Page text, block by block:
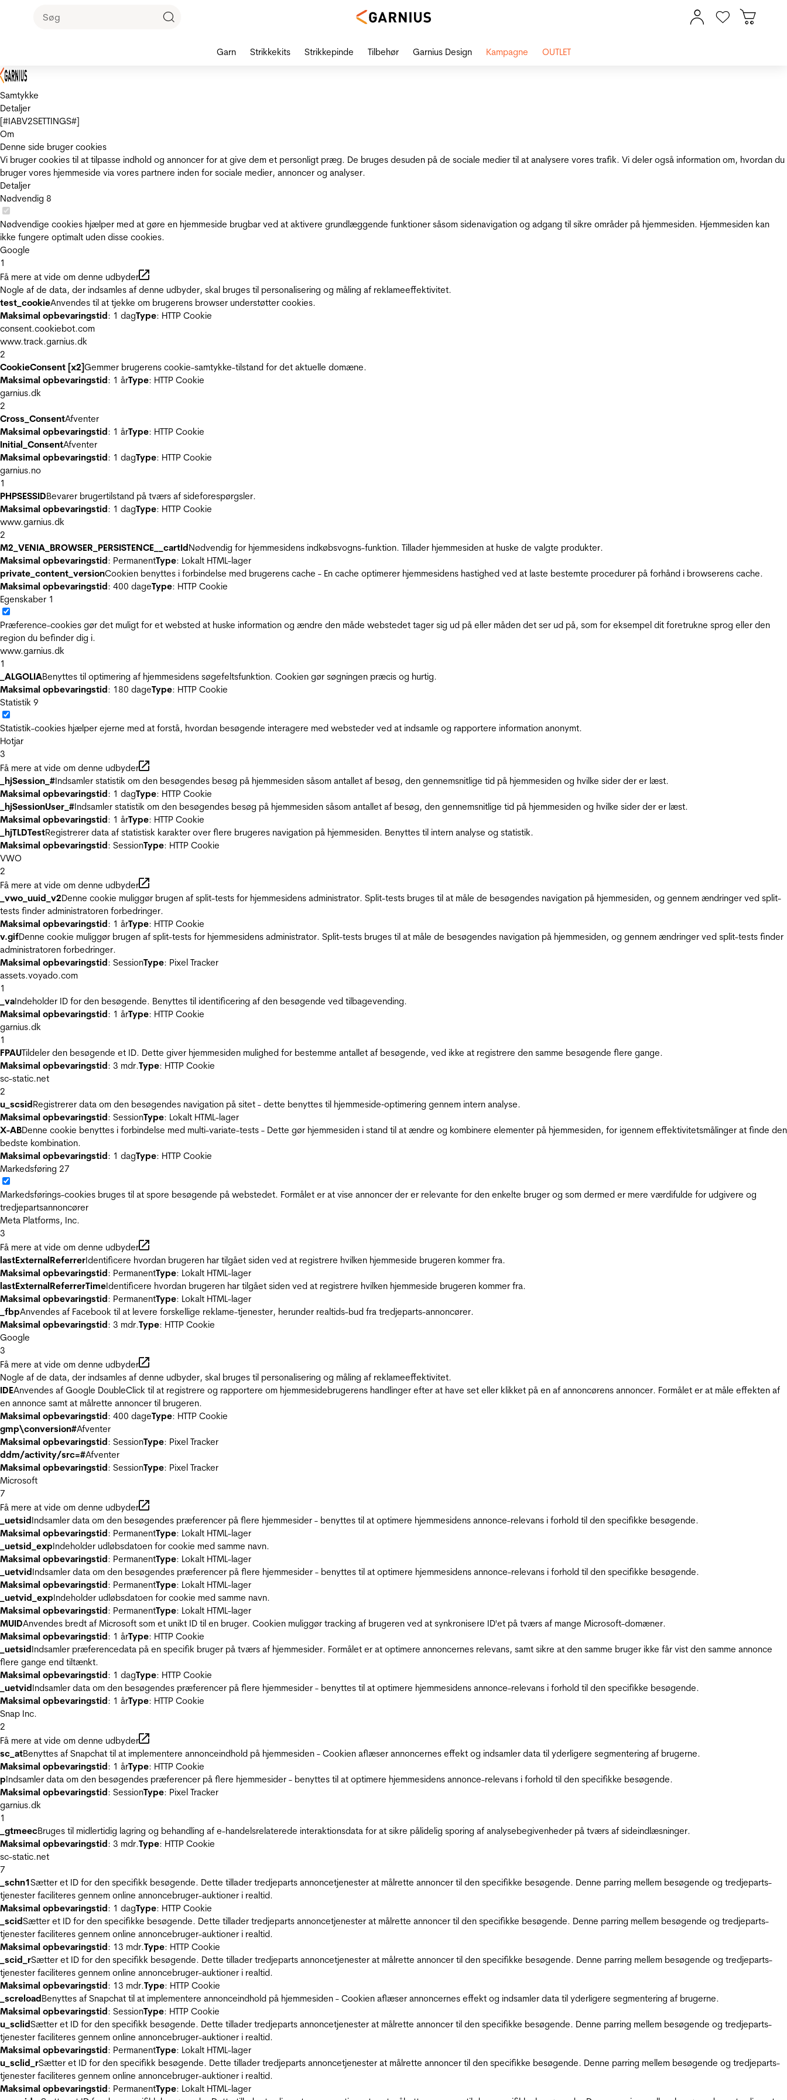
Samtykke
Detaljer
[#IABV2SETTINGS#]
Om
Denne side bruger cookies
Vi bruger cookies til at tilpasse indhold og annoncer for at give dem et personligt præg. De bruges desuden på de sociale medier til at analysere vores trafik. Vi deler også information om, hvordan du
bruger vores hjemmeside via vores partnere inden for sociale medier, annoncer og analyser.
Detaljer
Nødvendig 8
Nødvendige cookies hjælper med at gøre en hjemmeside brugbar ved at aktivere grundlæggende funktioner såsom sidenavigation og adgang til sikre områder på hjemmesiden. Hjemmesiden kan
ikke fungere optimalt uden disse cookies.
Google
1
Få mere at vide om denne udbyder
Nogle af de data, der indsamles af denne udbyder, skal bruges til personalisering og måling af reklameeffektivitet.
test_cookieAnvendes til at tjekke om brugerens browser understøtter cookies.
Maksimal opbevaringstid: 1 dagType: HTTP Cookie
consent.cookiebot.com
www.track.garnius.dk
2
CookieConsent [x2]Gemmer brugerens cookie-samtykke-tilstand for det aktuelle domæne.
Maksimal opbevaringstid: 1 årType: HTTP Cookie
garnius.dk
2
Cross_ConsentAfventer
Maksimal opbevaringstid: 1 årType: HTTP Cookie
Initial_ConsentAfventer
Maksimal opbevaringstid: 1 dagType: HTTP Cookie
garnius.no
1
PHPSESSIDBevarer brugertilstand på tværs af sideforespørgsler.
Maksimal opbevaringstid: 1 dagType: HTTP Cookie
www.garnius.dk
2
M2_VENIA_BROWSER_PERSISTENCE__cartIdNødvendig for hjemmesidens indkøbsvogns-funktion. Tillader hjemmesiden at huske de valgte produkter.
Maksimal opbevaringstid: PermanentType: Lokalt HTML-lager
private_content_versionCookien benyttes i forbindelse med brugerens cache - En cache optimerer hjemmesidens hastighed ved at laste bestemte procedurer på forhånd i browserens cache.
Maksimal opbevaringstid: 400 dageType: HTTP Cookie
Egenskaber 1
Præference-cookies gør det muligt for et websted at huske information og ændre den måde webstedet tager sig ud på eller måden det ser ud på, som for eksempel dit foretrukne sprog eller den
region du befinder dig i.
www.garnius.dk
1
_ALGOLIABenyttes til optimering af hjemmesidens søgefeltsfunktion. Cookien gør søgningen præcis og hurtig.
Maksimal opbevaringstid: 180 dageType: HTTP Cookie
Statistik 9
Statistik-cookies hjælper ejerne med at forstå, hvordan besøgende interagere med websteder ved at indsamle og rapportere information anonymt.
Hotjar
3
Få mere at vide om denne udbyder
_hjSession_#Indsamler statistik om den besøgendes besøg på hjemmesiden såsom antallet af besøg, den gennemsnitlige tid på hjemmesiden og hvilke sider der er læst.
Maksimal opbevaringstid: 1 dagType: HTTP Cookie
_hjSessionUser_#Indsamler statistik om den besøgendes besøg på hjemmesiden såsom antallet af besøg, den gennemsnitlige tid på hjemmesiden og hvilke sider der er læst.
Maksimal opbevaringstid: 1 årType: HTTP Cookie
_hjTLDTestRegistrerer data af statistisk karakter over flere brugeres navigation på hjemmesiden. Benyttes til intern analyse og statistik.
Maksimal opbevaringstid: SessionType: HTTP Cookie
VWO
2
Få mere at vide om denne udbyder
_vwo_uuid_v2Denne cookie muliggør brugen af split-tests for hjemmesidens administrator. Split-tests bruges til at måle de besøgendes navigation på hjemmesiden, og gennem ændringer ved split-
tests finder administratoren forbedringer.
Maksimal opbevaringstid: 1 årType: HTTP Cookie
v.gifDenne cookie muliggør brugen af split-tests for hjemmesidens administrator. Split-tests bruges til at måle de besøgendes navigation på hjemmesiden, og gennem ændringer ved split-tests finder
administratoren forbedringer.
Maksimal opbevaringstid: SessionType: Pixel Tracker
assets.voyado.com
1
_vaIndeholder ID for den besøgende. Benyttes til identificering af den besøgende ved tilbagevending.
Maksimal opbevaringstid: 1 årType: HTTP Cookie
garnius.dk
1
FPAUTildeler den besøgende et ID. Dette giver hjemmesiden mulighed for bestemme antallet af besøgende, ved ikke at registrere den samme besøgende flere gange.
Maksimal opbevaringstid: 3 mdr.Type: HTTP Cookie
sc-static.net
2
u_scsidRegistrerer data om den besøgendes navigation på sitet - dette benyttes til hjemmeside‐optimering gennem intern analyse.
Maksimal opbevaringstid: SessionType: Lokalt HTML-lager
X-ABDenne cookie benyttes i forbindelse med multi-variate-tests - Dette gør hjemmesiden i stand til at ændre og kombinere elementer på hjemmesiden, for igennem effektivitetsmålinger at finde den
bedste kombination.
Maksimal opbevaringstid: 1 dagType: HTTP Cookie
Markedsføring 27
Markedsførings-cookies bruges til at spore besøgende på webstedet. Formålet er at vise annoncer der er relevante for den enkelte bruger og som dermed er mere værdifulde for udgivere og
tredjepartsannoncører
Meta Platforms, Inc.
3
Få mere at vide om denne udbyder
lastExternalReferrerIdentificere hvordan brugeren har tilgået siden ved at registrere hvilken hjemmeside brugeren kommer fra.
Maksimal opbevaringstid: PermanentType: Lokalt HTML-lager
lastExternalReferrerTimeIdentificere hvordan brugeren har tilgået siden ved at registrere hvilken hjemmeside brugeren kommer fra.
Maksimal opbevaringstid: PermanentType: Lokalt HTML-lager
_fbpAnvendes af Facebook til at levere forskellige reklame-tjenester, herunder realtids-bud fra tredjeparts-annoncører.
Maksimal opbevaringstid: 3 mdr.Type: HTTP Cookie
Google
3
Få mere at vide om denne udbyder
Nogle af de data, der indsamles af denne udbyder, skal bruges til personalisering og måling af reklameeffektivitet.
IDEAnvendes af Google DoubleClick til at registrere og rapportere om hjemmesidebrugerens handlinger efter at have set eller klikket på en af annoncørens annoncer. Formålet er at måle effekten af
en annonce samt at målrette annoncer til brugeren.
Maksimal opbevaringstid: 400 dageType: HTTP Cookie
gmp\conversion#Afventer
Maksimal opbevaringstid: SessionType: Pixel Tracker
ddm/activity/src=#Afventer
Maksimal opbevaringstid: SessionType: Pixel Tracker
Microsoft
7
Få mere at vide om denne udbyder
_uetsidIndsamler data om den besøgendes præferencer på flere hjemmesider - benyttes til at optimere hjemmesidens annonce-relevans i forhold til den specifikke besøgende.
Maksimal opbevaringstid: PermanentType: Lokalt HTML-lager
_uetsid_expIndeholder udløbsdatoen for cookie med samme navn.
Maksimal opbevaringstid: PermanentType: Lokalt HTML-lager
_uetvidIndsamler data om den besøgendes præferencer på flere hjemmesider - benyttes til at optimere hjemmesidens annonce-relevans i forhold til den specifikke besøgende.
Maksimal opbevaringstid: PermanentType: Lokalt HTML-lager
_uetvid_expIndeholder udløbsdatoen for cookie med samme navn.
Maksimal opbevaringstid: PermanentType: Lokalt HTML-lager
MUIDAnvendes bredt af Microsoft som et unikt ID til en bruger. Cookien muliggør tracking af brugeren ved at synkronisere ID'et på tværs af mange Microsoft-domæner.
Maksimal opbevaringstid: 1 årType: HTTP Cookie
_uetsidIndsamler præferencedata på en specifik bruger på tværs af hjemmesider. Formålet er at optimere annoncernes relevans, samt sikre at den samme bruger ikke får vist den samme annonce
flere gange end tiltænkt.
Maksimal opbevaringstid: 1 dagType: HTTP Cookie
_uetvidIndsamler data om den besøgendes præferencer på flere hjemmesider - benyttes til at optimere hjemmesidens annonce-relevans i forhold til den specifikke besøgende.
Maksimal opbevaringstid: 1 årType: HTTP Cookie
Snap Inc.
2
Få mere at vide om denne udbyder
sc_atBenyttes af Snapchat til at implementere annonceindhold på hjemmesiden - Cookien aflæser annoncernes effekt og indsamler data til yderligere segmentering af brugerne.
Maksimal opbevaringstid: 1 årType: HTTP Cookie
pIndsamler data om den besøgendes præferencer på flere hjemmesider - benyttes til at optimere hjemmesidens annonce-relevans i forhold til den specifikke besøgende.
Maksimal opbevaringstid: SessionType: Pixel Tracker
garnius.dk
1
_gtmeecBruges til midlertidig lagring og behandling af e-handelsrelaterede interaktionsdata for at sikre pålidelig sporing af analysebegivenheder på tværs af sideindlæsninger.
Maksimal opbevaringstid: 3 mdr.Type: HTTP Cookie
sc-static.net
7
_schn1Sætter et ID for den specifikk besøgende. Dette tillader tredjeparts annoncetjenester at målrette annoncer til den specifikke besøgende. Denne parring mellem besøgende og tredjeparts-
tjenester faciliteres gennem online annoncebruger-auktioner i realtid.
Maksimal opbevaringstid: 1 dagType: HTTP Cookie
_scidSætter et ID for den specifikke besøgende. Dette tillader tredjeparts annoncetjenester at målrette annoncer til den specifikke besøgende. Denne parring mellem besøgende og tredjeparts-
tjenester faciliteres gennem online annoncebruger-auktioner i realtid.
Maksimal opbevaringstid: 13 mdr.Type: HTTP Cookie
_scid_rSætter et ID for den specifikk besøgende. Dette tillader tredjeparts annoncetjenester at målrette annoncer til den specifikke besøgende. Denne parring mellem besøgende og tredjeparts-
tjenester faciliteres gennem online annoncebruger-auktioner i realtid.
Maksimal opbevaringstid: 13 mdr.Type: HTTP Cookie
_screloadBenyttes af Snapchat til at implementere annonceindhold på hjemmesiden - Cookien aflæser annoncernes effekt og indsamler data til yderligere segmentering af brugerne.
Maksimal opbevaringstid: SessionType: HTTP Cookie
u_sclidSætter et ID for den specifikk besøgende. Dette tillader tredjeparts annoncetjenester at målrette annoncer til den specifikke besøgende. Denne parring mellem besøgende og tredjeparts-
tjenester faciliteres gennem online annoncebruger-auktioner i realtid.
Maksimal opbevaringstid: PermanentType: Lokalt HTML-lager
u_sclid_rSætter et ID for den specifikk besøgende. Dette tillader tredjeparts annoncetjenester at målrette annoncer til den specifikke besøgende. Denne parring mellem besøgende og tredjeparts-
tjenester faciliteres gennem online annoncebruger-auktioner i realtid.
Maksimal opbevaringstid: PermanentType: Lokalt HTML-lager
Garn Strikkekits Strikkepinde Tilbehør Garnius Design Kampagne OUTLET